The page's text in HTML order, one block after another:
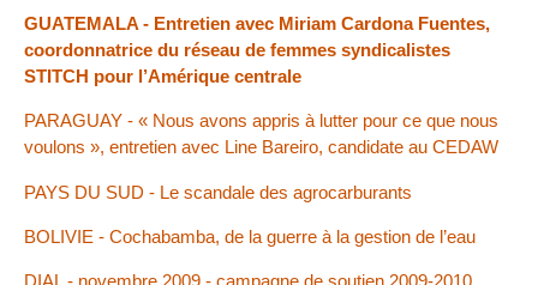
GUATEMALA - Entretien avec Miriam Cardona Fuentes,
coordonnatrice du réseau de femmes syndicalistes
STITCH pour l’Amérique centrale
PARAGUAY - « Nous avons appris à lutter pour ce que nous
voulons », entretien avec Line Bareiro, candidate au CEDAW
PAYS DU SUD - Le scandale des agrocarburants
BOLIVIE - Cochabamba, de la guerre à la gestion de l’eau
DIAL - novembre 2009 - campagne de soutien 2009-2010